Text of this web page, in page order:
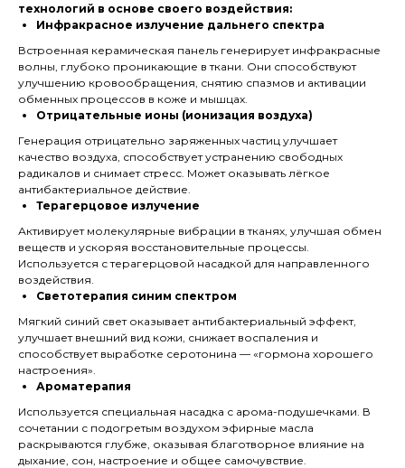
технологий в основе своего воздействия:
Инфракрасное излучение дальнего спектра
Встроенная керамическая панель генерирует инфракрасные
волны, глубоко проникающие в ткани. Они способствуют
улучшению кровообращения, снятию спазмов и активации
обменных процессов в коже и мышцах.
Отрицательные ионы (ионизация воздуха)
Генерация отрицательно заряженных частиц улучшает
качество воздуха, способствует устранению свободных
радикалов и снимает стресс. Может оказывать лёгкое
антибактериальное действие.
Терагерцовое излучение
Активирует молекулярные вибрации в тканях, улучшая обмен
веществ и ускоряя восстановительные процессы.
Используется с терагерцовой насадкой для направленного
воздействия.
Светотерапия синим спектром
Мягкий синий свет оказывает антибактериальный эффект,
улучшает внешний вид кожи, снижает воспаления и
способствует выработке серотонина — «гормона хорошего
настроения».
Ароматерапия
Используется специальная насадка с арома-подушечками. В
сочетании с подогретым воздухом эфирные масла
раскрываются глубже, оказывая благотворное влияние на
дыхание, сон, настроение и общее самочувствие.